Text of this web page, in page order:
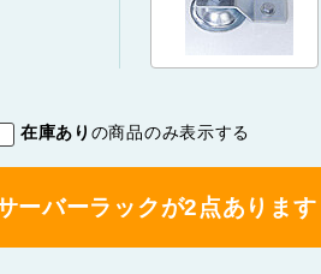
在庫あり の商品のみ表示する
ーバーラックが2点あります